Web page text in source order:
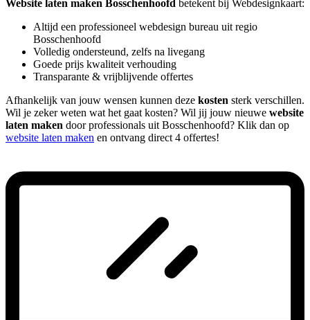
Website laten maken Bosschenhoofd betekent bij Webdesignkaart:
Altijd een professioneel webdesign bureau uit regio
Bosschenhoofd
Volledig ondersteund, zelfs na livegang
Goede prijs kwaliteit verhouding
Transparante & vrijblijvende offertes
Afhankelijk van jouw wensen kunnen deze kosten sterk verschillen.
Wil je zeker weten wat het gaat kosten? Wil jij jouw nieuwe website
laten maken door professionals uit Bosschenhoofd? Klik dan op
website laten maken en ontvang direct 4 offertes!